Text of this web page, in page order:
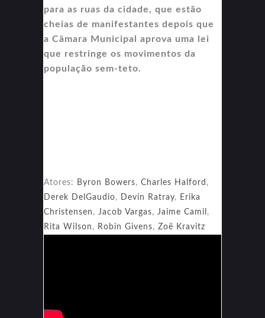
para as ruas da cidade, que estão
cheias de manifestantes depois que
a Câmara Municipal aprova uma lei
que restringe os movimentos da
população sem-teto.
Atores: Byron Bowers, Charles Halford ,
Derek DelGaudio, Devin Ratray, Erika
Christensen , Jacob Vargas, Jaime Camil ,
Rita Wilson , Robin Givens, Zoë Kravitz